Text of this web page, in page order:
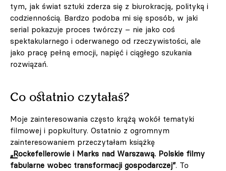
tym, jak świat sztuki zderza się z biurokracją, polityką i
codziennością. Bardzo podoba mi się sposób, w jaki
serial pokazuje proces twórczy – nie jako coś
spektakularnego i oderwanego od rzeczywistości, ale
jako pracę pełną emocji, napięć i ciągłego szukania
rozwiązań.
Co ostatnio czytałaś?
Moje zainteresowania często krążą wokół tematyki
filmowej i popkultury. Ostatnio z ogromnym
zainteresowaniem przeczytałam książkę
„Rockefellerowie i Marks nad Warszawą. Polskie filmy
fabularne wobec transformacji gospodarczej”. To